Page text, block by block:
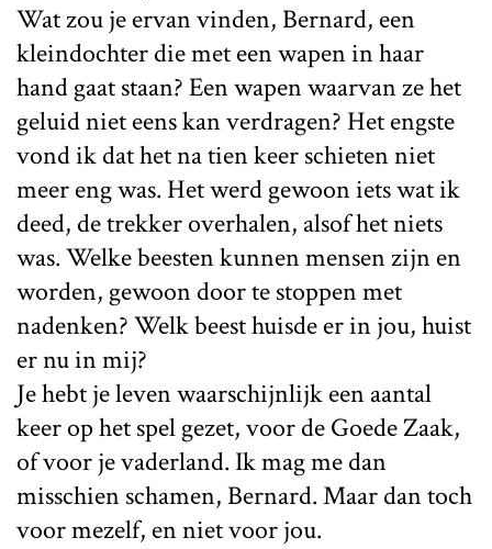
Wat zou je ervan vinden, Bernard, een
kleindochter die met een wapen in haar
hand gaat staan? Een wapen waarvan ze het
geluid niet eens kan verdragen? Het engste
vond ik dat het na tien keer schieten niet
meer eng was. Het werd gewoon iets wat ik
deed, de trekker overhalen, alsof het niets
was. Welke beesten kunnen mensen zijn en
worden, gewoon door te stoppen met
nadenken? Welk beest huisde er in jou, huist
er nu in mij?
Je hebt je leven waarschijnlijk een aantal
keer op het spel gezet, voor de Goede Zaak,
of voor je vaderland. Ik mag me dan
misschien schamen, Bernard. Maar dan toch
voor mezelf, en niet voor jou.